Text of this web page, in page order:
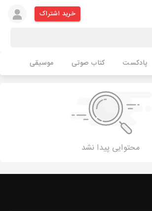
خرید اشتراک
پادکست کتاب صوتی موسیقی
محتوایی پیدا نشد